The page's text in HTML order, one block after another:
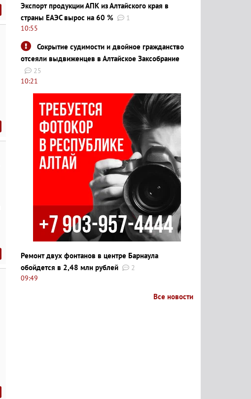
Экспорт продукции АПК из Алтайского края в
страны ЕАЭС вырос на 60 %
1
10:55
Сокрытие судимости и двойное гражданство
отсеяли выдвиженцев в Алтайское Заксобрание
25
10:21
Ремонт двух фонтанов в центре Барнаула
обойдется в 2,48 млн рублей
2
09:49
Все новости